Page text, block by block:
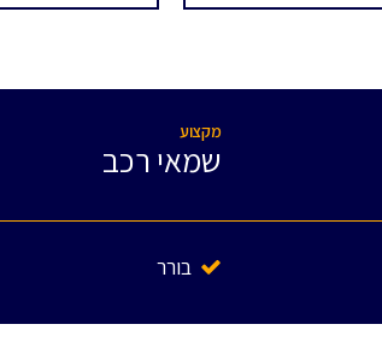
מקצוע
שמאי רכב
בורר